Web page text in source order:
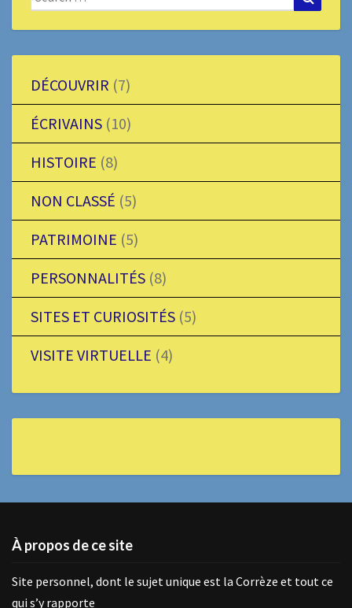
for:
DÉCOUVRIR (7)
ÉCRIVAINS (10)
HISTOIRE (8)
NON CLASSÉ (5)
PATRIMOINE (5)
PERSONNALITÉS (8)
SITES ET CURIOSITÉS (5)
VISITE VIRTUELLE (4)
À propos de ce site
Site personnel, dont le sujet unique est la Corrèze et tout ce
qui s’y rapporte